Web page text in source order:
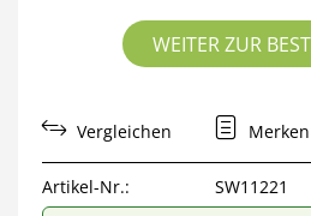
WEITER ZUR
Vergleichen Merken
Artikel-Nr.:
SW11221